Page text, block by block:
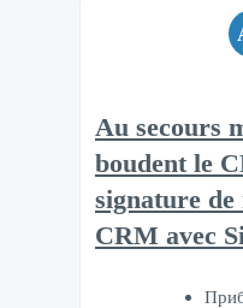
Au secours
boudent le
signature
CRM avec